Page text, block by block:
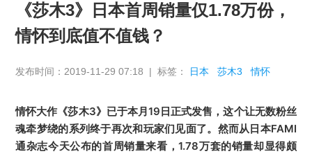
《莎木3》日本首周销量仅1.78万份，
情怀到底值不值钱？
发布时间：2019-11-29 07:18 | 标签： 日本 莎木3 情怀
情怀大作《莎木3》已于本月19日正式发售，这个让无数粉丝
魂牵梦绕的系列终于再次和玩家们见面了。 然而从日本FAMI
通杂志今天公布的首周销量来看，1.78万套的销量却显得颇